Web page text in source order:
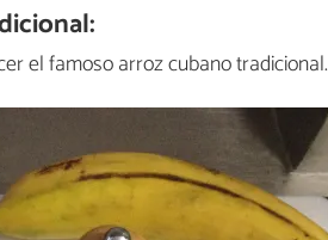
el famoso arroz cubano tradicional.